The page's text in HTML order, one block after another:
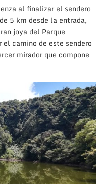
al finalizar el sendero
5 km desde la entrada,
joya del Parque
camino de este sendero
mirador que compone